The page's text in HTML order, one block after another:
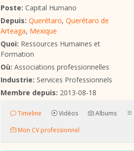
Poste: Capital Humano
Depuis: Querétaro, Querétaro de
Arteaga, Mexique
Quoi: Ressources Humaines et
Formation
Où: Associations professionnelles
Industrie: Services Professionnels
Membre depuis: 2013-08-18
Timeline Vidéos Albums
Mon CV professionnel